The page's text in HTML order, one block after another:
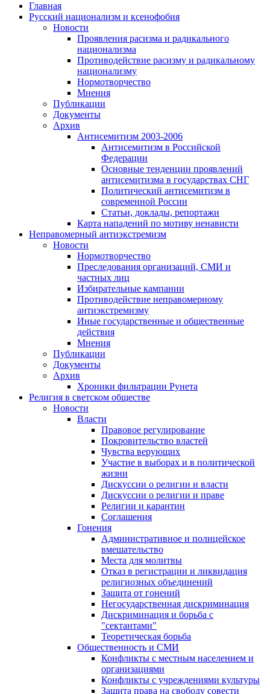
Главная
Русский национализм и ксенофобия
Новости
Проявления расизма и радикального
национализма
Противодействие расизму и радикальному
национализму
Нормотворчество
Мнения
Публикации
Документы
Архив
Антисемитизм 2003-2006
Антисемитизм в Российской
Федерации
Основные тенденции проявлений
антисемитизма в государствах СНГ
Политический антисемитизм в
современной России
Статьи, доклады, репортажи
Карта нападений по мотиву ненависти
Неправомерный антиэкстремизм
Новости
Нормотворчество
Преследования организаций, СМИ и
частных лиц
Избирательные кампании
Противодействие неправомерному
антиэкстремизму
Иные государственные и общественные
действия
Мнения
Публикации
Документы
Архив
Хроники фильтрации Рунета
Религия в светском обществе
Новости
Власти
Правовое регулирование
Покровительство властей
Чувства верующих
Участие в выборах и в политической
жизни
Дискуссии о религии и власти
Дискуссии о религии и праве
Религии и карантин
Соглашения
Гонения
Административное и полицейское
вмешательство
Места для молитвы
Отказ в регистрации и ликвидация
религиозных объединений
Защита от гонений
Негосударственная дискриминация
Дискриминация и борьба с
"сектантами"
Теоретическая борьба
Общественность и СМИ
Конфликты с местным населением и
организациями
Конфликты с учреждениями культуры
Защита права на свободу совести